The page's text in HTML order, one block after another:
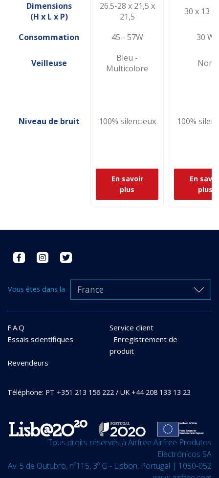
Dimensions
(H x L x P)
26.5-28 x 21,5 x
21,5
30 x 13 x
Consommation 45 - 57W 30 W
Veilleuse
Bleu -
Multicolore
Non
Niveau de bruit 100% silencieux 100%
En savoir
plus
En
plus
Vous êtes dans la France
F.A.Q
Service client
Essais scientifiques
Enregistrement de
produit
Revendeurs
Téléphone: PT +351 213 156 222 / UK +44 208 133 13 23
Tous droits réservés à Airfree Airfree Produtos
Electrónicos SA
Av. 5 de Outubro, nº115, 3º G - Lisbon, Portugal | 1050-052